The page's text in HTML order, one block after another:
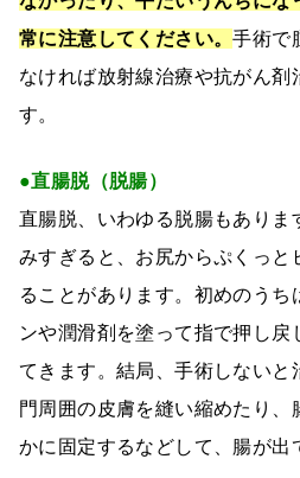
常に注意してください。手術で
なければ放射線治療や抗がん剤
す。
●直腸脱（脱腸）
直腸脱、いわゆる脱腸もありま
みすぎると、お尻からぷくっと
ることがあります。初めのうち
ンや潤滑剤を塗って指で押し戻
てきます。結局、手術しないと
門周囲の皮膚を縫い縮めたり、
かに固定するなどして、腸が出